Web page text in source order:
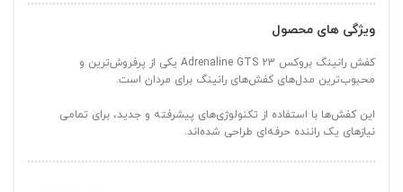
ویژگی های محصول
کفش رانینگ بروکس Adrenaline GTS 23 یکی از پرفروش‌ترین و
محبوب‌ترین مدل‌های کفش‌های رانینگ برای مردان است.
این کفش‌ها با استفاده از تکنولوژی‌های پیشرفته و جدید، برای تمامی
نیازهای یک راننده حرفه‌ای طراحی شده‌اند.